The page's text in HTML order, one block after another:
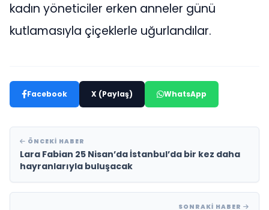
kadın yöneticiler erken anneler günü
kutlamasıyla çiçeklerle uğurlandılar.
Facebook X (Paylaş) WhatsApp
ÖNCEKI HABER
Lara Fabian 25 Nisan’da İstanbul’da bir kez daha
hayranlarıyla buluşacak
SONRAKI HABER